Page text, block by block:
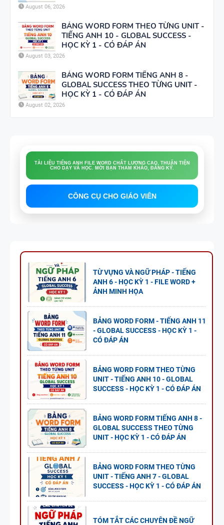
TIẾNG ANH
11 -
GLOBAL
HỌC KỲ 1 -
CÓ ĐÁP ÁN
WORD
FORM
GLOBAL
SUCCESS -
HỌC KỲ 1 -
CÓ ĐÁP ÁN
FORM
TIẾNG ANH
8 - GLOBAL
SUCCESS
KỲ 1 - CÓ
FORM
UNIT -
7 - GLOBAL
SUCCESS -
HỌC KỲ 1 -
August 06, 2026
BẢNG WORD FORM THEO TỪNG UNIT -
TIẾNG ANH 10 - GLOBAL SUCCESS -
HỌC KỲ 1 - CÓ ĐÁP ÁN
August 03, 2026
BẢNG WORD FORM TIẾNG ANH 8 -
GLOBAL SUCCESS THEO TỪNG UNIT -
HỌC KỲ 1 - CÓ ĐÁP ÁN
August 02, 2026
FILE WORD: ĐỀ THI, ĐỀ CƯƠNG, BÀI KIỂM TRA, BÀI TẬP LÀM THÊM,
LUYỆN NGHE, ÔN VÀO 10, TỐT NGHIỆP THPT
CÔNG CỤ CHO GIÁO VIÊN
TỪ VỰNG VÀ NGỮ PHÁP - TIẾNG
ANH 6 - HỌC KỲ 1 - FILE WORD +
ẢNH MINH HỌA
BẢNG WORD FORM - TIẾNG ANH 11
- GLOBAL SUCCESS - HỌC KỲ 1 -
CÓ ĐÁP ÁN
BẢNG WORD FORM THEO TỪNG
UNIT - TIẾNG ANH 10 - GLOBAL
SUCCESS - HỌC KỲ 1 - CÓ ĐÁP ÁN
BẢNG WORD FORM TIẾNG ANH 8 -
GLOBAL SUCCESS THEO TỪNG
UNIT - HỌC KỲ 1 - CÓ ĐÁP ÁN
BẢNG WORD FORM THEO TỪNG
UNIT - TIẾNG ANH 7 - GLOBAL
SUCCESS - HỌC KỲ 1 - CÓ ĐÁP ÁN
TÓM TẮT CÁC CHUYÊN ĐỀ NGỮ